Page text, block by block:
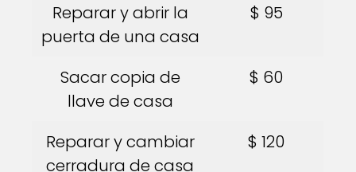
Reparar y abrir la
puerta de una casa
$ 95
Sacar copia de
llave de casa
$ 60
Reparar y cambiar
cerradura de casa
$ 120